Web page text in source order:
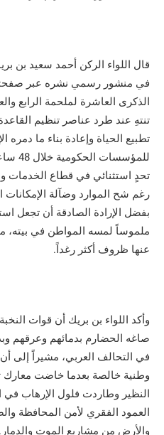
قال اللواء الركن أحمد سعيد بن
في منشور رسمي نشره عبر
الذكرى العاشرة لملحمة الرابع
تنتهِ عند طرد عناصر تنظيم
تطبيع الحياة وإعادة بناء ما
تحدٍ استثنائي في قطاع الخدمات
رغم شح الموارد وضآلة الإمكانات
بفضل الإرادة الصادقة أن تجعل
ملموساً لمسه المواطن في
عنها ظروف أكثر رغداً.
وأكد اللواء بن بريك أن قوات
صاغه الحضارم بدمائهم وعرقهم
في التحالف العربي، مشيراً إلى
وطنية خالصة بعدما خاضت
النظير وطاردت فلول الإرهاب في
العمود الفقري لأمن المحافظة
والأرض من مشاريع الموت والدمار.